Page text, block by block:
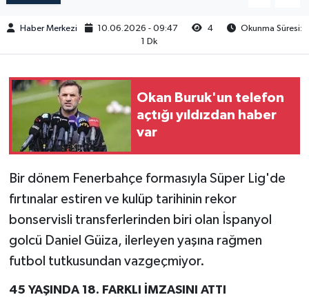
Haber Merkezi 10.06.2026 - 09:47 4
Okunma Süresi:
1 Dk
Okan Buruk'un telefon
açtığı yıldızdan haber
var
Bir dönem Fenerbahçe formasıyla Süper Lig'de
fırtınalar estiren ve kulüp tarihinin rekor
bonservisli transferlerinden biri olan İspanyol
golcü Daniel Güiza, ilerleyen yaşına rağmen
futbol tutkusundan vazgeçmiyor.
45 YAŞINDA 18. FARKLI İMZASINI ATTI